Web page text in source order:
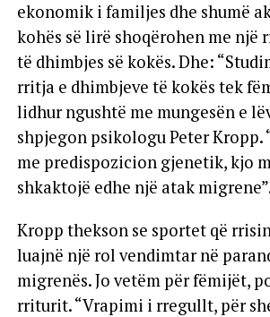
ekonomik i familjes dhe shumë
kohës së lirë shoqërohen me një
të dhimbjes së kokës. Dhe:
rritja e dhimbjeve të kokës tek
lidhur ngushtë me mungesën e
shpjegon psikologu Peter Kropp.
me predispozicion gjenetik, kjo
shkaktojë edhe një atak
Kropp thekson se sportet që
luajnë një rol vendimtar në
migrenës. Jo vetëm për fëmijët,
rriturit. “Vrapimi i rregullt, për